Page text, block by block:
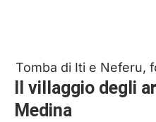
Tomba di Iti e Neferu,
Il villaggio degli
Medina